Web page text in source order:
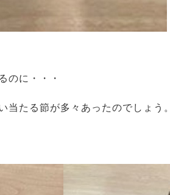
のに・・・
当たる節が多々あったのでしょう。